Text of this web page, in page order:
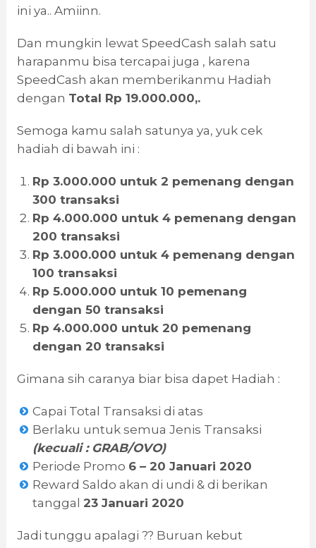
ini ya.. Amiinn.
Dan mungkin lewat SpeedCash salah satu
harapanmu bisa tercapai juga , karena
SpeedCash akan memberikanmu Hadiah
dengan Total Rp 19.000.000,.
Semoga kamu salah satunya ya, yuk cek
hadiah di bawah ini :
Rp 3.000.000 untuk 2 pemenang dengan
300 transaksi
Rp 4.000.000 untuk 4 pemenang dengan
200 transaksi
Rp 3.000.000 untuk 4 pemenang dengan
100 transaksi
Rp 5.000.000 untuk 10 pemenang
dengan 50 transaksi
Rp 4.000.000 untuk 20 pemenang
dengan 20 transaksi
Gimana sih caranya biar bisa dapet Hadiah :
Capai Total Transaksi di atas
Berlaku untuk semua Jenis Transaksi
(kecuali : GRAB/OVO)
Periode Promo 6 – 20 Januari 2020
Reward Saldo akan di undi & di berikan
tanggal 23 Januari 2020
Jadi tunggu apalagi ?? Buruan kebut